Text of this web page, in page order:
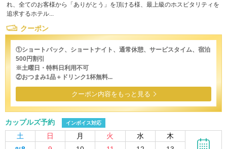
れ、全てのお客様から「ありがとう」を頂ける様、最上級のホスピタリティを
追求するホテル...
クーポン
①ショートパック、ショートナイト、通常休憩、サービスタイム、宿泊
500円割引
※土曜日・特料日利用不可
②おつまみ1品＋ドリンク1杯無料...
クーポン内容をもっと見る
カップルズ予約 インボイス対応
土 日 月 火 水 木